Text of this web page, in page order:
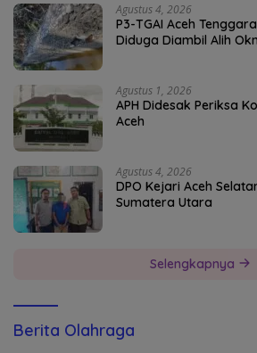
Agustus 4, 2026
P3-TGAI Aceh
Diduga Diambil Alih
Agustus 1, 2026
APH Didesak Periksa
Aceh
Agustus 4, 2026
DPO Kejari Aceh
Sumatera Utara
Selengkapnya
Berita Olahraga